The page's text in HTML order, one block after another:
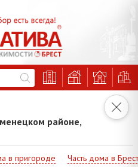
районе,
в пригороде
Часть дома в